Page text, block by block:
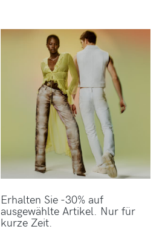
Erhalten Sie -30% auf
ausgewählte Artikel. Nur für
kurze Zeit.